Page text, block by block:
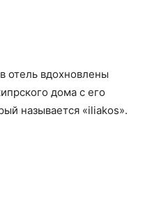
отель вдохновлены
дома с его
называется «iliakos».